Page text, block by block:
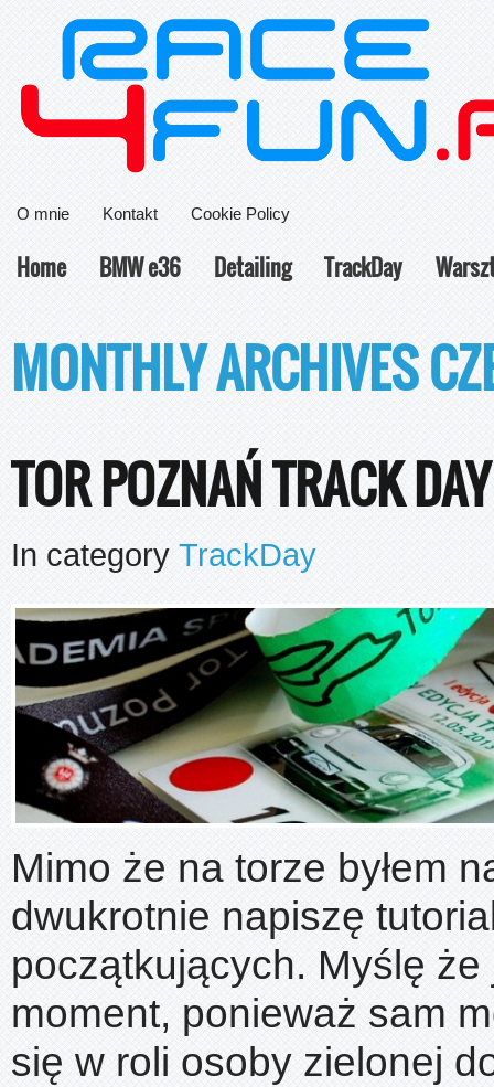
O mnie Kontakt Cookie Policy
Home BMW e36 Detailing TrackDay
MONTHLY ARCHIVES
TOR POZNAŃ TRACK
In category TrackDay
Mimo że na torze byłem
dwukrotnie napiszę
początkujących. Myślę że
moment, ponieważ sam
się w roli osoby zielonej